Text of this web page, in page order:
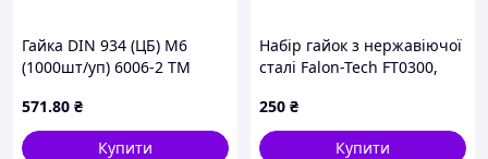
Гайка DIN 934 (ЦБ) М6
(1000шт/уп) 6006-2 ТМ
571.80 ₴
Купити
Набір гайок з нержавіючої
сталі Falon-Tech FT0300,
органайзері Falon-Tech
FT0300
250 ₴
Купити